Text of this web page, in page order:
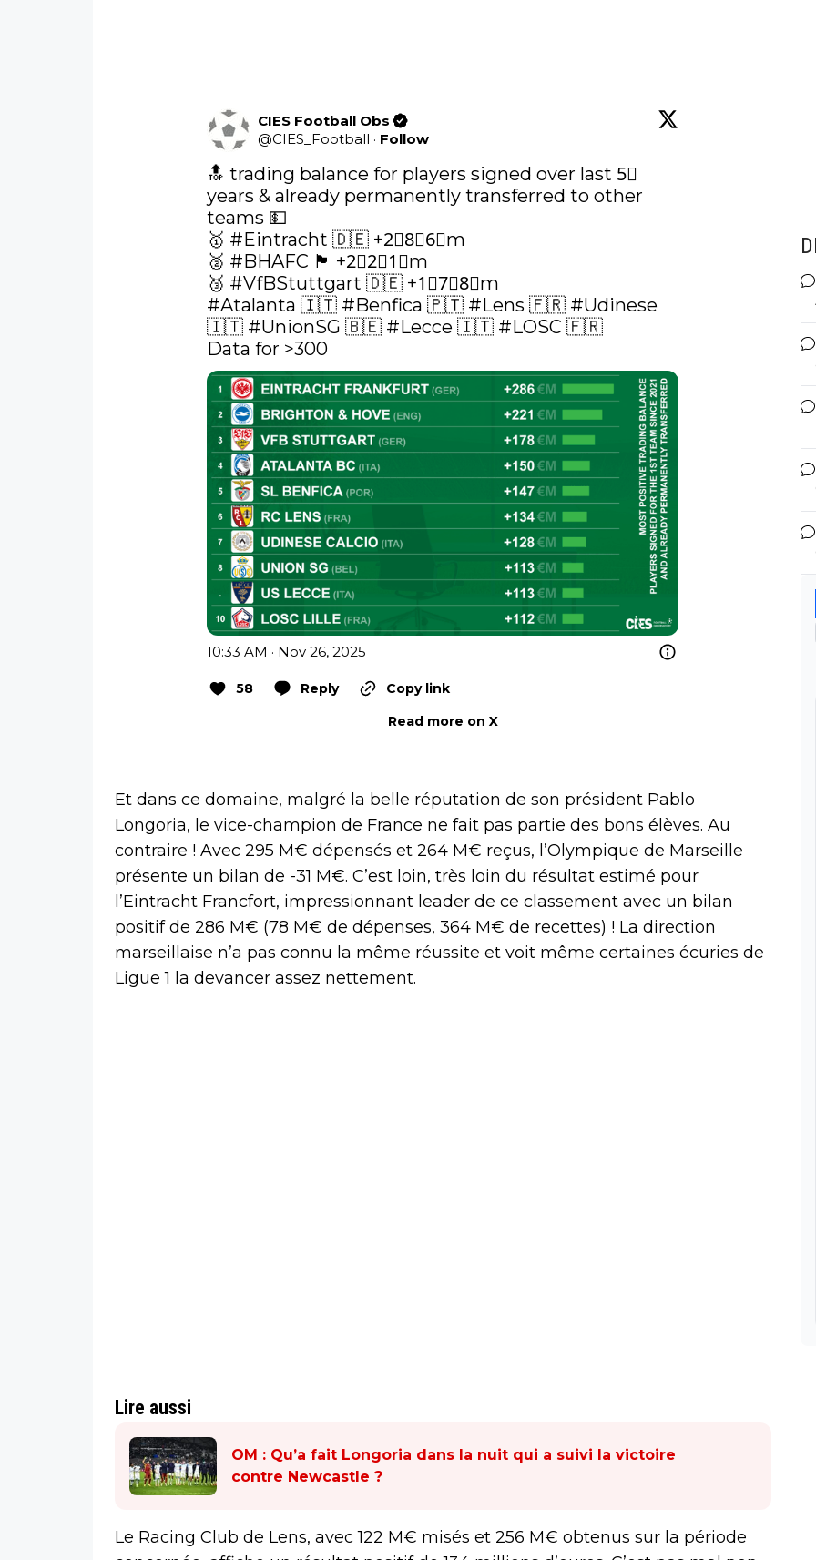
CIES Football Obs
@CIES_Football · Follow
🔝 trading balance for players signed over last 5⃣
years & already permanently transferred to other
teams 💵
🥇 #Eintracht 🇩🇪 +2⃣8⃣6⃣m
🥈 #BHAFC 🏴󠁧󠁢󠁥󠁮󠁧󠁿 +2⃣2⃣1⃣m
🥉 #VfBStuttgart
#Atalanta 🇮🇹 #Benfica 🇵🇹 #Lens 🇫🇷 #Udinese
🇮🇹 #UnionSG 🇧🇪 #Lecce 🇮🇹 #LOSC 🇫🇷
Data for >300
10:33 AM · Nov 26, 2025
58 Reply
Copy link
Read more on X
Et dans ce domaine, malgré la belle réputation de son président Pablo
Longoria, le vice-champion de France ne fait pas partie des bons élèves. Au
contraire ! Avec 295 M€ dépensés et 264 M€ reçus, l’Olympique de Marseille
présente un bilan de -31 M€. C’est loin, très loin du résultat estimé pour
l’Eintracht Francfort, impressionnant leader de ce classement avec un bilan
positif de 286 M€ (78 M€ de dépenses, 364 M€ de recettes) ! La direction
marseillaise n’a pas connu la même réussite et voit même certaines écuries de
Ligue 1 la devancer assez nettement.
Lire aussi
OM : Qu’a fait Longoria dans la nuit qui a suivi la victoire
contre Newcastle ?
Le Racing Club de Lens, avec 122 M€ misés et 256 M€ obtenus sur la période